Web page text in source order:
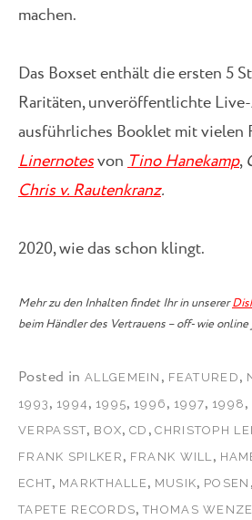
machen.
Das Boxset enthält die ersten 5
Raritäten, unveröffentlichte
ausführliches Booklet mit vielen
LinernotesvonTino Hanekamp,
Chris v. Rautenkranz.
2020, wie das schon klingt.
Mehr zu den Inhalten findet Ihr in unserer
beim Händler des Vertrauens – off- wie
Posted in ALLGEMEIN , FEATURED ,
1993 , 1994 , 1995, 1996 , 1997, 1998 ,
VERPASST, BOX, CD ,CHRISTOPH
FRANK SPILKER , FRANK WILL,
ECHT, MARKTHALLE, MUSIK, POSEN ,
TAPETE RECORDS,THOMAS